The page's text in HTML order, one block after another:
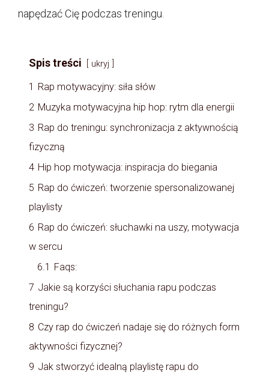
napędzać Cię podczas treningu.
Spis treści ukryj
1
Rap motywacyjny: siła słów
2 Muzyka motywacyjna hip hop: rytm dla energii
3 Rap do treningu: synchronizacja z aktywnością
fizyczną
4 Hip hop motywacja: inspiracja do biegania
5 Rap do ćwiczeń: tworzenie spersonalizowanej
playlisty
6 Rap do ćwiczeń: słuchawki na uszy, motywacja
w sercu
6.1
Faqs:
7 Jakie są korzyści słuchania rapu podczas
treningu?
8 Czy rap do ćwiczeń nadaje się do różnych form
aktywności fizycznej?
9 Jak stworzyć idealną playlistę rapu do